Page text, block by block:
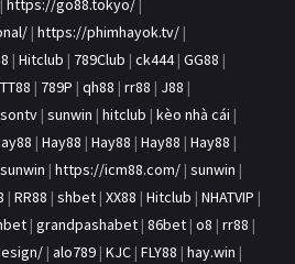
| https://go88.tokyo/ |
| https://phimhayok.tv/ |
| Hitclub | 789Club | ck444| GG88 |
TT88 | 789P | qh88 | rr88 | J88 |
| sunwin | hitclub | kèo nhà cái |
| Hay88 | Hay88 | Hay88 | Hay88 |
sunwin | https://icm88.com/ | sunwin |
| RR88 | shbet | XX88 | Hitclub | NHATVIP |
| grandpashabet | 86bet | o8 | rr88 |
| alo789 | KJC | FLY88 | hay.win |